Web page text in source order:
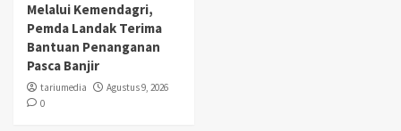
Melalui Kemendagri,
Pemda Landak Terima
Bantuan Penanganan
Pasca Banjir
tariumedia
Agustus 9, 2026
0